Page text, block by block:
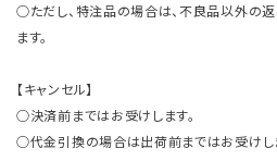
○ただし、特注品の場合は、不良品以外の
ます。
【キャンセル】
○決済前まではお受けします。
○代金引換の場合は出荷前まではお受けし